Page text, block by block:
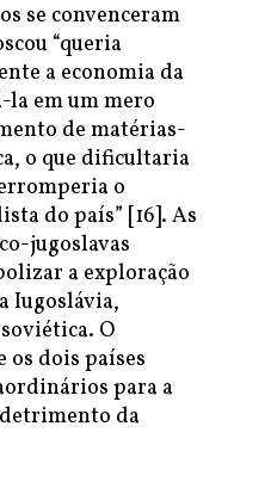
se convenceram
“queria
a economia da
em um mero
de matérias-
o que dificultaria
o
do país” [16]. As
jugoslavas
a exploração
Iugoslávia,
O
os dois países
para a
da